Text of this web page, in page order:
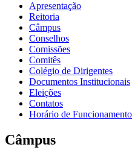
Apresentação
Reitoria
Câmpus
Conselhos
Comissões
Comitês
Colégio de Dirigentes
Documentos Institucionais
Eleições
Contatos
Horário de Funcionamento
Câmpus